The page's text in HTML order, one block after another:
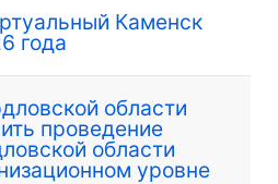
Каменск
года
области
проведение
области
уровне